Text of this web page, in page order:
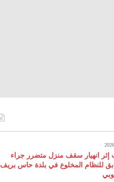
إثر انهيار سقف منزل متضرر جراء
للنظام المخلوع في بلدة حاس بريف